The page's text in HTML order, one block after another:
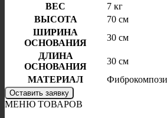
ВЕС
7 кг
ВЫСОТА
70 см
ШИРИНА
ОСНОВАНИЯ
30 см
ДЛИНА
ОСНОВАНИЯ
30 см
МАТЕРИАЛ
Оставить заявку
МЕНЮ ТОВАРОВ